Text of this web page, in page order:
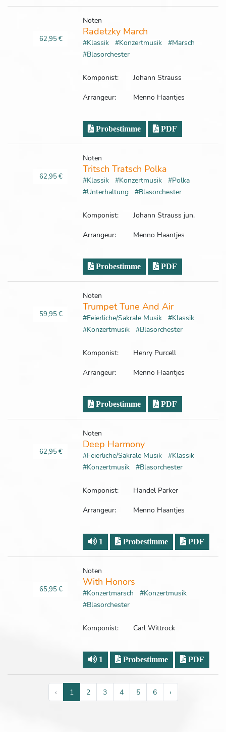
62,95 €
Noten
Radetzky March
#Klassik #Konzertmusik
#Marsch
#Blasorchester
Komponist:
Johann Strauss
Arrangeur:
Menno Haantjes
Probestimme PDF
62,95 €
Noten
Tritsch Tratsch Polka
#Klassik #Konzertmusik
#Polka
#Unterhaltung
#Blasorchester
Komponist:
Johann Strauss jun.
Arrangeur:
Menno Haantjes
Probestimme PDF
59,95 €
Noten
Trumpet Tune And Air
#Feierliche/Sakrale Musik
#Klassik
#Konzertmusik
#Blasorchester
Komponist:
Henry Purcell
Arrangeur:
Menno Haantjes
Probestimme PDF
62,95 €
Noten
Deep Harmony
#Feierliche/Sakrale Musik
#Klassik
#Konzertmusik
#Blasorchester
Komponist:
Handel Parker
Arrangeur:
Menno Haantjes
1 Probestimme PDF
65,95 €
Noten
With Honors
#Konzertmarsch
#Konzertmusik
#Blasorchester
Komponist: Carl Wittrock
1 Probestimme PDF
‹ 1 2 3 4 5 6 ›